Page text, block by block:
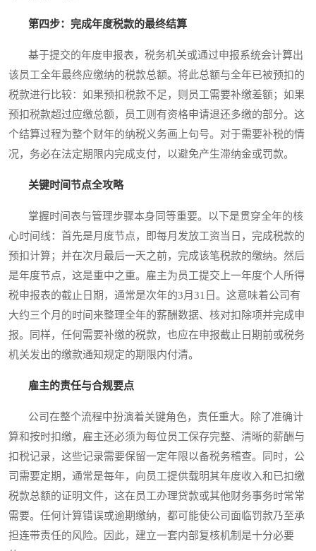
第四步：完成年度税款的最终结算
基于提交的年度申报表，税务机关或通过申报系统会计算出
该员工全年最终应缴纳的税款总额。将此总额与全年已被预扣的
税款进行比较：如果预扣税款不足，则员工需要补缴差额；如果
预扣税款超过应缴总额，员工则有资格申请退还多缴的部分。这
个结算过程为整个财年的纳税义务画上句号。对于需要补税的情
况，务必在法定期限内完成支付，以避免产生滞纳金或罚款。
关键时间节点全攻略
掌握时间表与管理步骤本身同等重要。以下是贯穿全年的核
心时间线：首先是月度节点，即每月发放工资当日，完成税款的
预扣计算；并在次月最后一天之前，完成该笔税款的缴纳。然后
是年度节点，这是重中之重。雇主为员工提交上一年度个人所得
税申报表的截止日期，通常是次年的3月31日。这意味着公司有
大约三个月的时间来整理全年的薪酬数据、核对扣除项并完成申
报。同样，任何需要补缴的税款，也应在申报截止日期前或税务
机关发出的缴款通知规定的期限内付清。
雇主的责任与合规要点
公司在整个流程中扮演着关键角色，责任重大。除了准确计
算和按时扣缴，雇主还必须为每位员工保存完整、清晰的薪酬与
扣税记录，这些记录需要保留一定年限以备税务稽查。同时，公
司需要定期，通常是每年，向员工提供载明其年度收入和已扣缴
税款总额的证明文件，这在员工办理贷款或其他财务事务时常常
需要。任何计算错误或逾期缴纳，都可能使公司面临罚款乃至承
担连带责任的风险。因此，建立一套内部复核机制是十分必要